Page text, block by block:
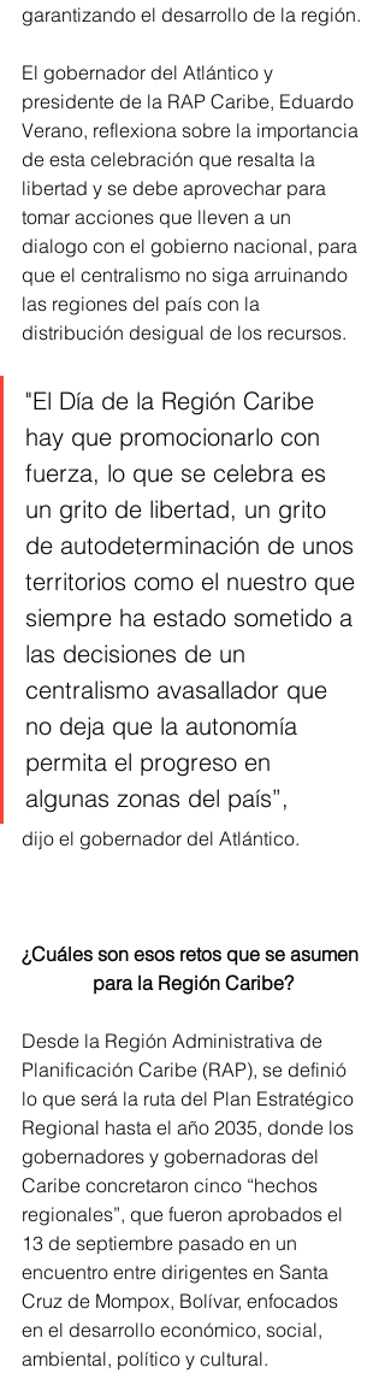
garantizando el desarrollo de la región.
El gobernador del Atlántico y
presidente de la RAP Caribe, Eduardo
Verano, reflexiona sobre la importancia
de esta celebración que resalta la
libertad y se debe aprovechar para
tomar acciones que lleven a un
dialogo con el gobierno nacional, para
que el centralismo no siga arruinando
las regiones del país con la
distribución desigual de los recursos.
"El Día de la Región Caribe
hay que promocionarlo con
fuerza, lo que se celebra es
un grito de libertad, un grito
de autodeterminación de unos
territorios como el nuestro que
siempre ha estado sometido a
las decisiones de un
centralismo avasallador que
no deja que la autonomía
permita el progreso en
algunas zonas del país”,
dijo el gobernador del Atlántico.
¿Cuáles son esos retos que se asumen
para la Región Caribe?
Desde la Región Administrativa de
Planificación Caribe (RAP), se definió
lo que será la ruta del Plan Estratégico
Regional hasta el año 2035, donde los
gobernadores y gobernadoras del
Caribe concretaron cinco “hechos
regionales”, que fueron aprobados el
13 de septiembre pasado en un
encuentro entre dirigentes en Santa
Cruz de Mompox, Bolívar, enfocados
en el desarrollo económico, social,
ambiental, político y cultural.